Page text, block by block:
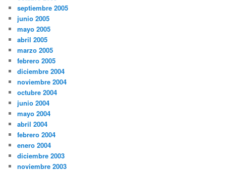
septiembre 2005
junio 2005
mayo 2005
abril 2005
marzo 2005
febrero 2005
diciembre 2004
noviembre 2004
octubre 2004
junio 2004
mayo 2004
abril 2004
febrero 2004
enero 2004
diciembre 2003
noviembre 2003